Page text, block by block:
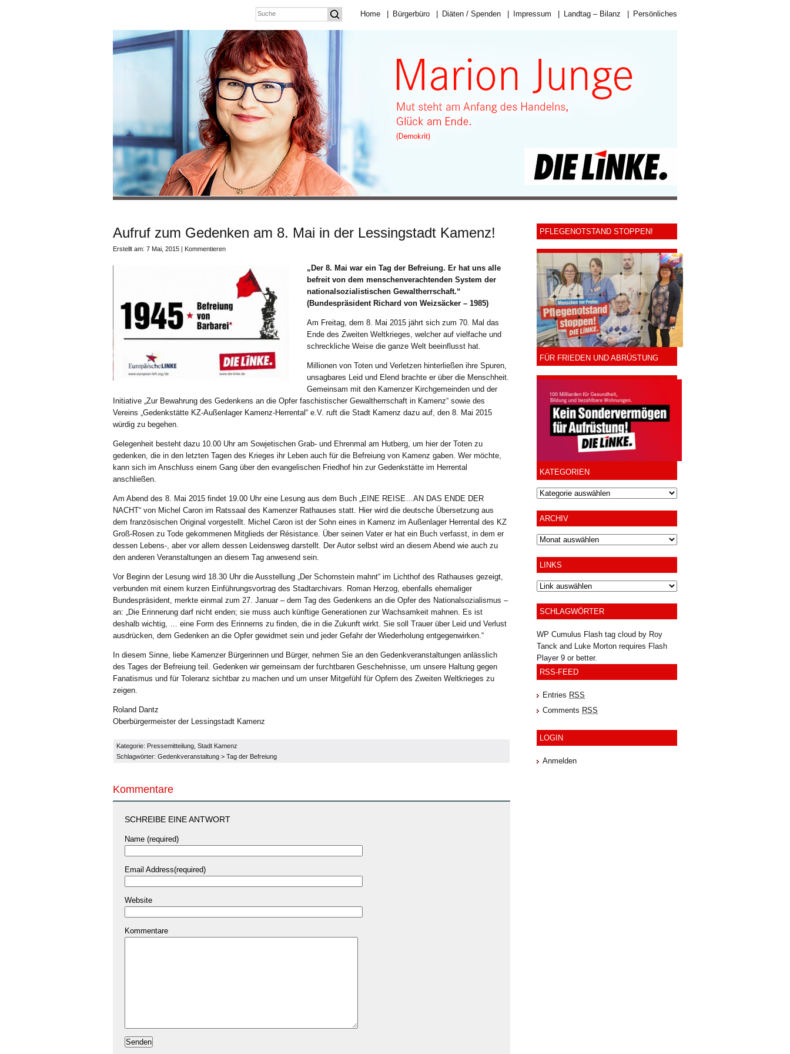
Home Bürgerbüro Diäten / Spenden Impressum Landtag – Bilanz Persönliches
Aufruf zum Gedenken am 8. Mai in der Lessingstadt Kamenz!
Erstellt am: 7 Mai, 2015 | Kommentieren
„Der 8. Mai war ein Tag der Befreiung. Er hat uns alle
befreit von dem menschenverachtenden System der
nationalsozialistischen Gewaltherrschaft.“
(Bundespräsident Richard von Weizsäcker – 1985)
Am Freitag, dem 8. Mai 2015 jährt sich zum 70. Mal das
Ende des Zweiten Weltkrieges, welcher auf vielfache und
schreckliche Weise die ganze Welt beeinflusst hat.
Millionen von Toten und Verletzen hinterließen ihre Spuren,
unsagbares Leid und Elend brachte er über die Menschheit.
Gemeinsam mit den Kamenzer Kirchgemeinden und der
Initiative „Zur Bewahrung des Gedenkens an die Opfer faschistischer Gewaltherrschaft in Kamenz“ sowie des
Vereins „Gedenkstätte KZ-Außenlager Kamenz-Herrental“ e.V. ruft die Stadt Kamenz dazu auf, den 8. Mai 2015
würdig zu begehen.
Gelegenheit besteht dazu 10.00 Uhr am Sowjetischen Grab- und Ehrenmal am Hutberg, um hier der Toten zu
gedenken, die in den letzten Tagen des Krieges ihr Leben auch für die Befreiung von Kamenz gaben. Wer möchte,
kann sich im Anschluss einem Gang über den evangelischen Friedhof hin zur Gedenkstätte im Herrental
anschließen.
Am Abend des 8. Mai 2015 findet 19.00 Uhr eine Lesung aus dem Buch „EINE REISE…AN DAS ENDE DER
NACHT“ von Michel Caron im Ratssaal des Kamenzer Rathauses statt. Hier wird die deutsche Übersetzung aus
dem französischen Original vorgestellt. Michel Caron ist der Sohn eines in Kamenz im Außenlager Herrental des KZ
Groß-Rosen zu Tode gekommenen Mitglieds der Résistance. Über seinen Vater er hat ein Buch verfasst, in dem er
dessen Lebens-, aber vor allem dessen Leidensweg darstellt. Der Autor selbst wird an diesem Abend wie auch zu
den anderen Veranstaltungen an diesem Tag anwesend sein.
Vor Beginn der Lesung wird 18.30 Uhr die Ausstellung „Der Schornstein mahnt“ im Lichthof des Rathauses gezeigt,
verbunden mit einem kurzen Einführungsvortrag des Stadtarchivars. Roman Herzog, ebenfalls ehemaliger
Bundespräsident, merkte einmal zum 27. Januar – dem Tag des Gedenkens an die Opfer des Nationalsozialismus –
an: „Die Erinnerung darf nicht enden; sie muss auch künftige Generationen zur Wachsamkeit mahnen. Es ist
deshalb wichtig, … eine Form des Erinnerns zu finden, die in die Zukunft wirkt. Sie soll Trauer über Leid und Verlust
ausdrücken, dem Gedenken an die Opfer gewidmet sein und jeder Gefahr der Wiederholung entgegenwirken.“
In diesem Sinne, liebe Kamenzer Bürgerinnen und Bürger, nehmen Sie an den Gedenkveranstaltungen anlässlich
des Tages der Befreiung teil. Gedenken wir gemeinsam der furchtbaren Geschehnisse, um unsere Haltung gegen
Fanatismus und für Toleranz sichtbar zu machen und um unser Mitgefühl für Opfern des Zweiten Weltkrieges zu
zeigen.
Roland Dantz
Oberbürgermeister der Lessingstadt Kamenz
Kategorie: Pressemitteilung Stadt Kamenz
Schlagwörter: Gedenkveranstaltung > Tag der Befreiung
Kommentare
SCHREIBE EINE ANTWORT
Name (required)
Email Address(required)
Website
Kommentare
PFLEGENOTSTAND STOPPEN!
FÜR FRIEDEN UND ABRÜSTUNG
KATEGORIEN
ARCHIV
Archiv
LINKS
SCHLAGWÖRTER
WP Cumulus Flash tag cloud by Roy
Tanck and Luke Morton requires Flash
Player9 or better.
RSS-FEED
Entries RSS
Comments RSS
LOGIN
Anmelden